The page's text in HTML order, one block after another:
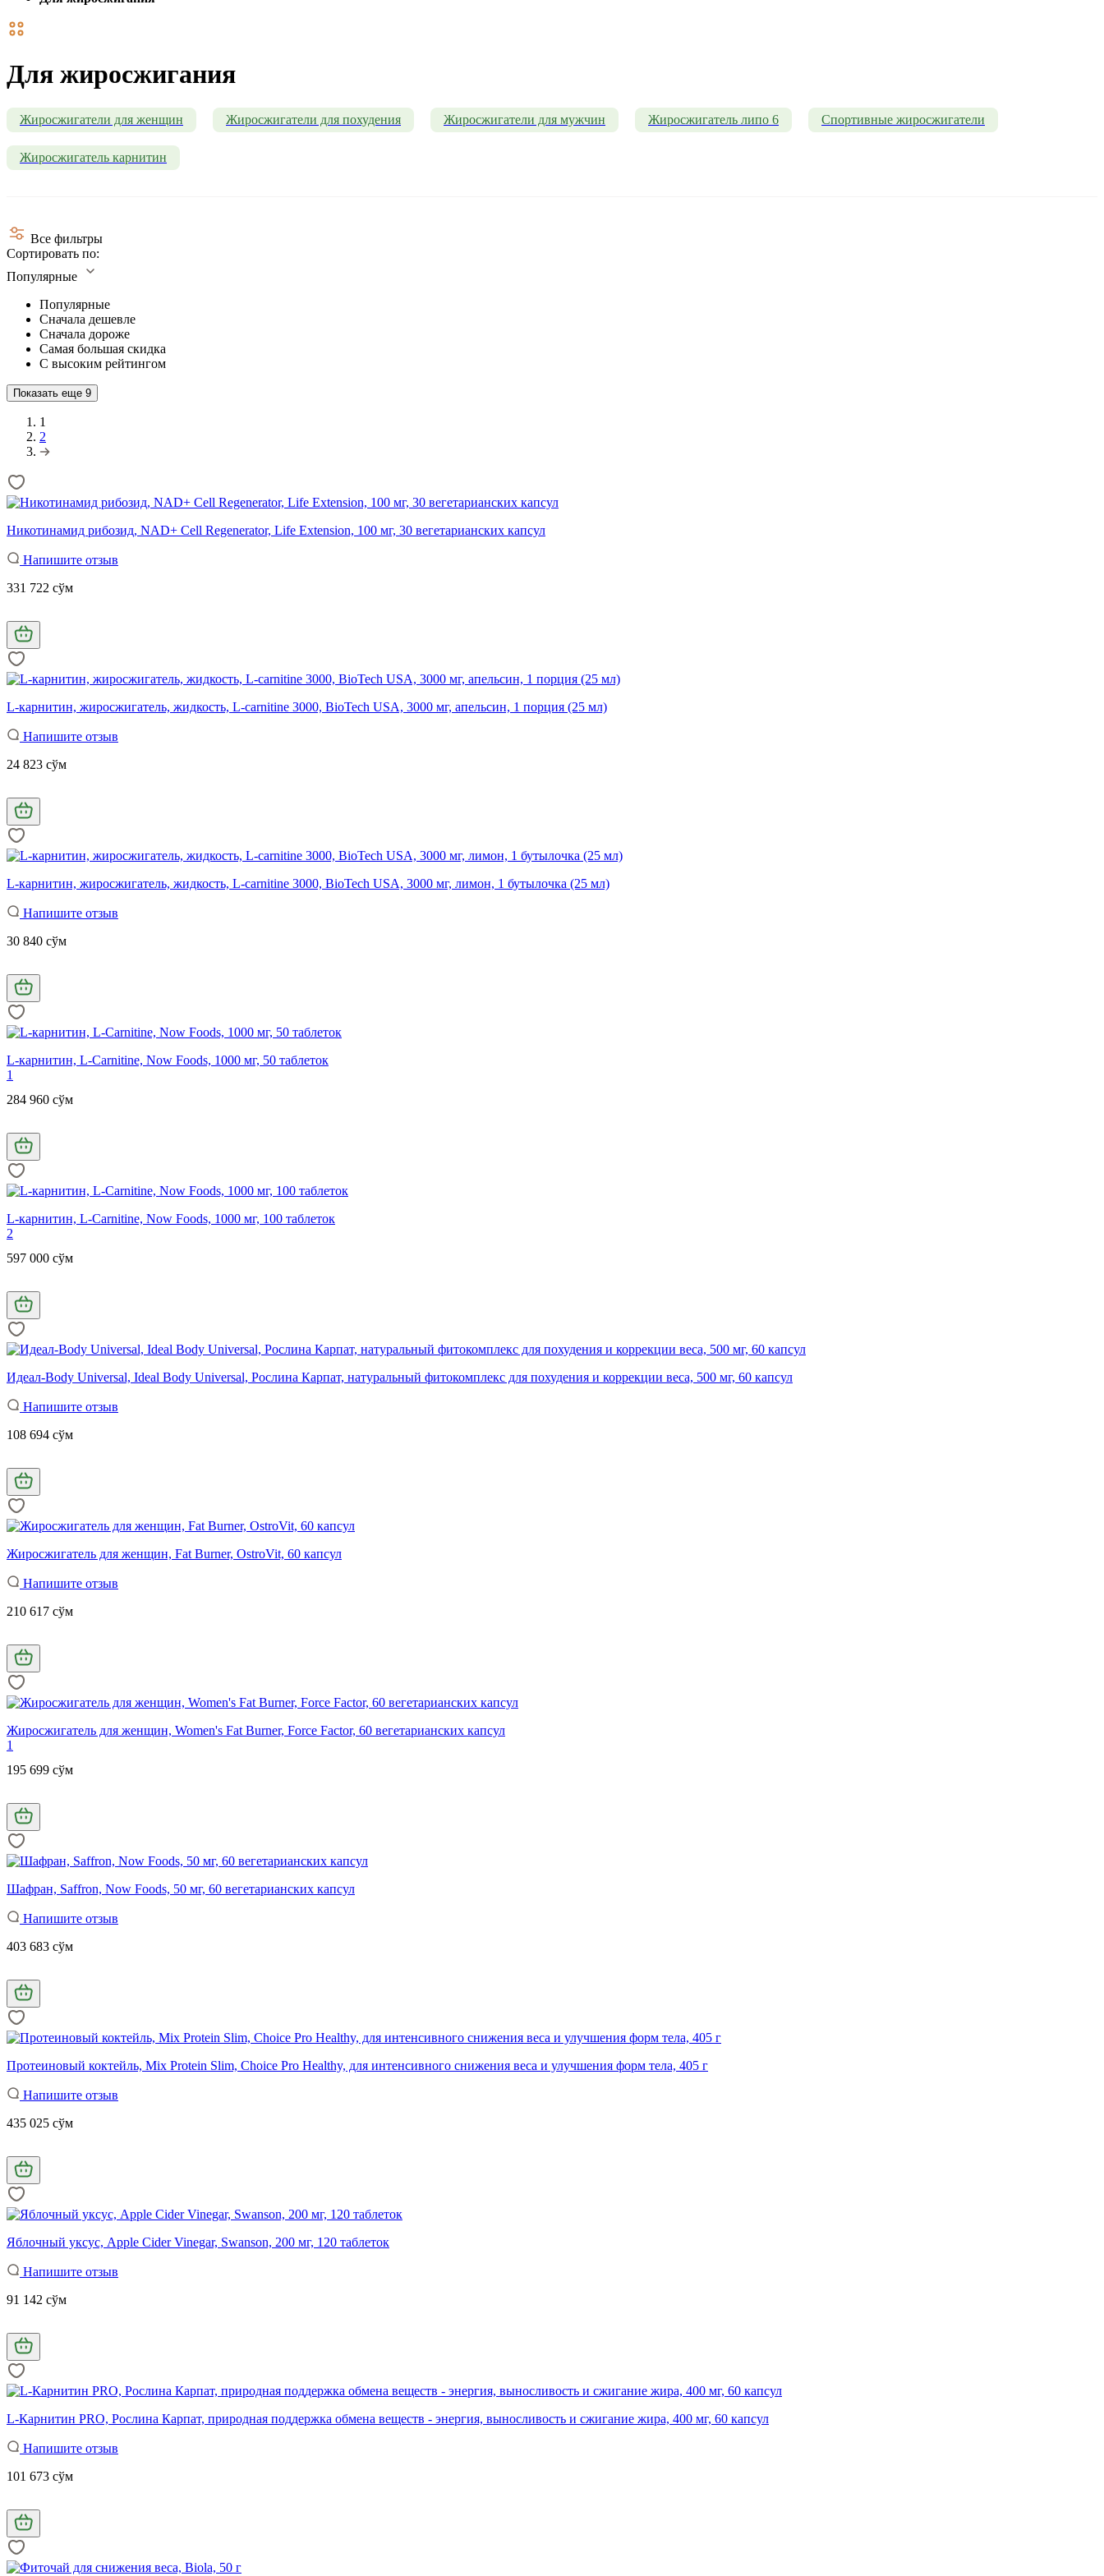
Для жиросжигания
Жиросжигатели для женщин Жиросжигатели для похудения Жиросжигатели для мужчин Жиросжигатель липо 6 Спортивные жиросжигатели
Жиросжигатель карнитин
Все фильтры
Сортировать по:
Популярные
Популярные
Сначала дешевле
Сначала дороже
Самая большая скидка
С высоким рейтингом
Показать еще 9
1
2
Никотинамид рибозид, NAD+ Cell Regenerator, Life Extension, 100 мг, 30 вегетарианских капсул
Напишите отзыв
331 722 сўм
L-карнитин, жиросжигатель, жидкость, L-carnitine 3000, BioTech USA, 3000 мг, апельсин, 1 порция (25 мл)
Напишите отзыв
24 823 сўм
L-карнитин, жиросжигатель, жидкость, L-carnitine 3000, BioTech USA, 3000 мг, лимон, 1 бутылочка (25 мл)
Напишите отзыв
30 840 сўм
L-карнитин, L-Carnitine, Now Foods, 1000 мг, 50 таблеток
1
284 960 сўм
L-карнитин, L-Carnitine, Now Foods, 1000 мг, 100 таблеток
2
597 000 сўм
Идеал-Body Universal, Ideal Body Universal, Рослина Карпат, натуральный фитокомплекс для похудения и коррекции веса, 500 мг, 60 капсул
Напишите отзыв
108 694 сўм
Жиросжигатель для женщин, Fat Burner, OstroVit, 60 капсул
Напишите отзыв
210 617 сўм
Жиросжигатель для женщин, Women's Fat Burner, Force Factor, 60 вегетарианских капсул
1
195 699 сўм
Шафран, Saffron, Now Foods, 50 мг, 60 вегетарианских капсул
Напишите отзыв
403 683 сўм
Протеиновый коктейль, Mix Protein Slim, Сhoice Pro Healthy, для интенсивного снижения веса и улучшения форм тела, 405 г
Напишите отзыв
435 025 сўм
Яблочный уксус, Apple Cider Vinegar, Swanson, 200 мг, 120 таблеток
Напишите отзыв
91 142 сўм
L-Карнитин PRO, Рослина Карпат, природная поддержка обмена веществ - энергия, выносливость и сжигание жира, 400 мг, 60 капсул
Напишите отзыв
101 673 сўм